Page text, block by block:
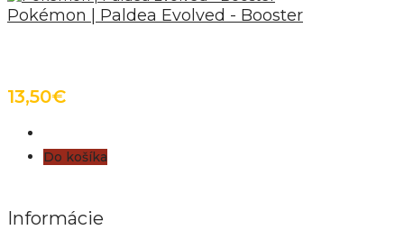
Pokémon | Paldea Evolved - Booster
13,50€
Do košíka
Informácie